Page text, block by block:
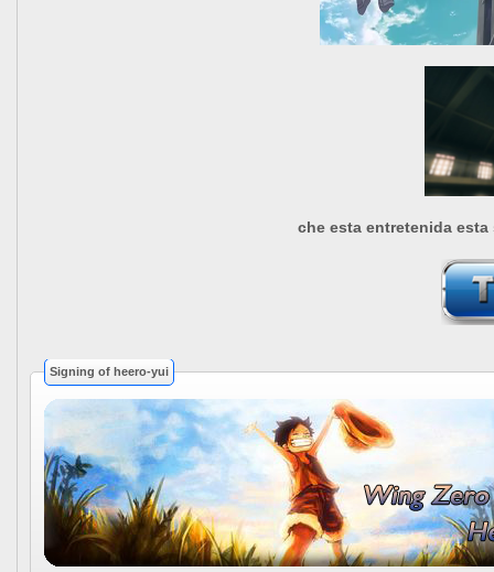
che esta entretenida
Signing of heero-yui